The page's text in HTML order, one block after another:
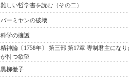
難しい哲学書を読む（その二）
バーミヤンの破壊
科学の擁護
精神論〔1758年〕 第三部 第17章 専制君主にな
が持つ欲望
黒柳徹子